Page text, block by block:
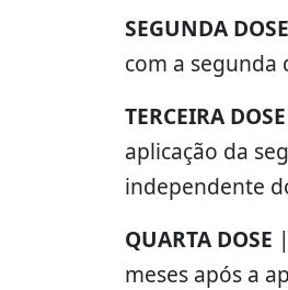
SEGUNDA
com a segunda
TERCEIRA DOSE
aplicação da
independente
QUARTA DOSE
meses após a